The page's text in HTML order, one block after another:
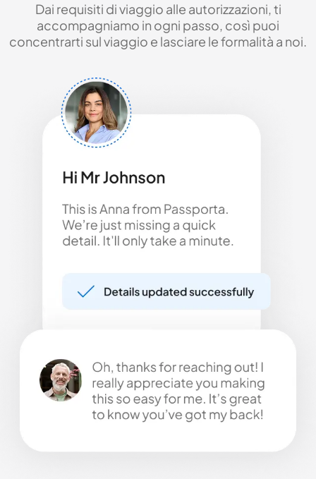
Dai requisiti di viaggio alle autorizzazioni, ti
accompagniamo in ogni passo, così puoi
concentrarti sul viaggio e lasciare le formalità a noi.